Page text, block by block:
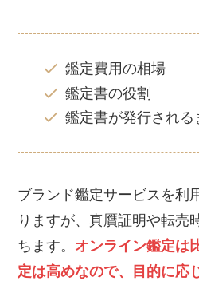
鑑定費用の相場
鑑定書の役割
鑑定書が発行される
ブランド鑑定サービスを利
りますが、真贋証明や転売
ちます。 オンライン鑑定は
定は高めなので、目的に応